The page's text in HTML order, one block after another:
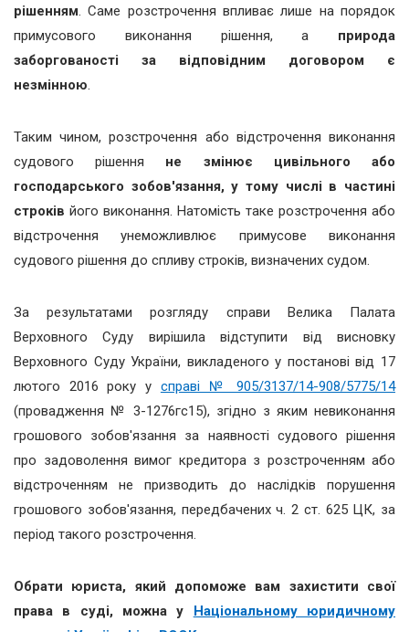
рішенням. Саме розстрочення впливає лише на порядок
примусового виконання рішення, а природа
заборгованості за відповідним договором є
незмінною.
Таким чином, розстрочення або відстрочення виконання
судового рішення не змінює цивільного або
господарського зобов'язання, у тому числі в частині
строків його виконання. Натомість таке розстрочення або
відстрочення унеможливлює примусове виконання
судового рішення до спливу строків, визначених судом.
За результатами розгляду справи Велика Палата
Верховного Суду вирішила відступити від висновку
Верховного Суду України, викладеного у постанові від 17
лютого 2016 року у справі № 905/3137/14-908/5775/14
(провадження № 3-1276гс15), згідно з яким невиконання
грошового зобов'язання за наявності судового рішення
про задоволення вимог кредитора з розстроченням або
відстроченням не призводить до наслідків порушення
грошового зобов'язання, передбачених ч. 2 ст. 625 ЦК, за
період такого розстрочення.
Обрати юриста, який допоможе вам захистити свої
права в суді, можна у Національному юридичному